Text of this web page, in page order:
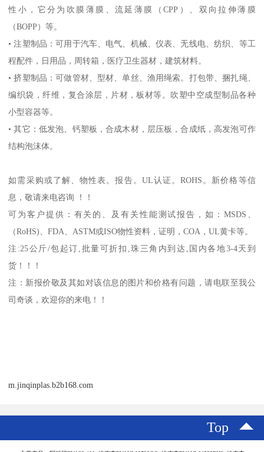
性小，它分为吹膜薄膜、流延薄膜（CPP ）、双向拉伸薄膜
（BOPP ）等。
•注塑制品：可用于汽车、电气、机械、仪表、无线电、纺织、等工
程配件，日用品，周转箱，医疗卫生器材，建筑材料。
•挤塑制品：可做管材、型材、单丝、渔用绳索。打包带、捆扎绳、
编织袋，纤维，复合涂层，片材，板材等。吹塑中空成型制品各种
小型容器等。
•其它：低发泡、钙塑板，合成木材，层压板，合成纸，高发泡可作
结构泡沫体。
如需采购或了解、物性表。报告。 UL认证。ROHS 。新价格等信
息，敬请来电咨询 ！！
可为客户提供：有关的、及有关性能测试报告，如： MSDS
（RoHS) 、FDA ASTM或ISO物性资料，证明，COA ，UL黄卡等。
注 :25公斤/包起订 批量可折扣 珠三角内到达 国内各地3-4天到
货！！！
注：新报价敬及其如对该信息的图片和价格有问题，请电联至我公
司奇谈，欢迎你的来电！！
m.jinqinplas.b2b168.com
Top